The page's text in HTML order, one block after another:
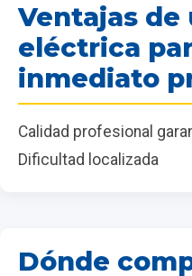
Ventajas de
eléctrica
inmediato
Calidad profesional
Dificultad localizada
Dónde